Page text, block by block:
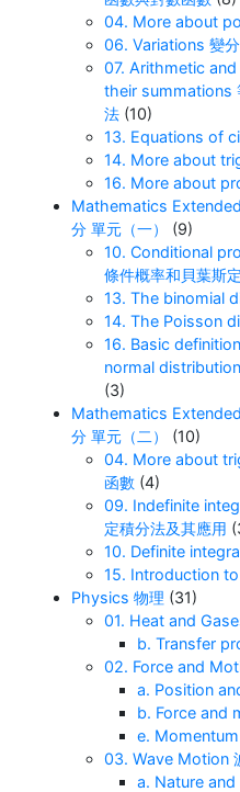
04. More about
06. Variations 變分
07. Arithmetic
their summations
法 (10)
13. Equations of
14. More about
16. More about
Mathematics
分 單元（一）
(9)
10. Conditional
條件概率和貝葉斯
13. The binomial
14. The Poisson
16. Basic
normal
(3)
Mathematics
分 單元（二）
(10)
04. More about
函數 (4)
09. Indefinite
定積分法及其應用
10. Definite
15. Introduction
Physics 物理 (31)
01. Heat and
b. Transfer
02. Force and
a. Position
b. Force and
e.
03. Wave Motion
a. Nature